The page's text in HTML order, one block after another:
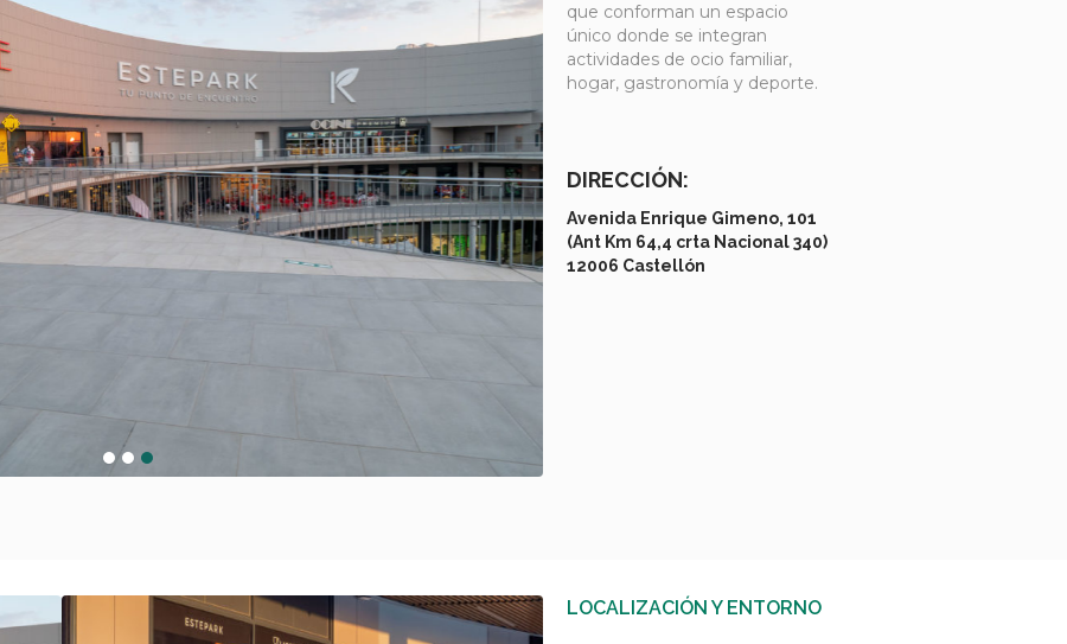
que conforman un espacio
único donde se integran
actividades de ocio familiar,
hogar, gastronomía y deporte.
DIRECCIÓN:
Avenida Enrique Gimeno, 101
(Ant Km 64,4 crta Nacional 340)
12006 Castellón
LOCALIZACIÓN Y ENTORNO